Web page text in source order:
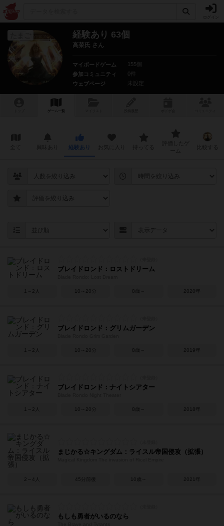
経験あり 63個
高菜氏 さん
マイボードゲーム
155個
参加コミュニティ
0件
ウェブページ
未設定
ゲーム一覧
経験あり
ブレイドロンド：ロストドリーム
1～2人 10～20分 8歳～ 2020年
ブレイドロンド：グリムガーデン
1～2人 10～20分 8歳～ 2019年
ブレイドロンド：ナイトシアター
1～2人 10～20分 8歳～ 2018年
まじかる☆キングダム：ライスル帝国侵攻（拡張）
2～4人 45分前後 10歳～ 2021年
もしも勇者がいるのなら